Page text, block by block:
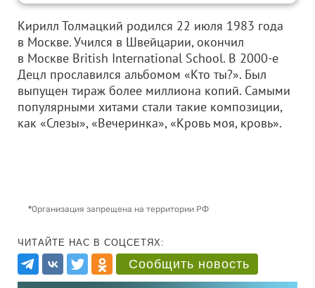
Кирилл Толмацкий родился 22 июля 1983 года
в Москве. Учился в Швейцарии, окончил
в Москве British International School. В 2000-е
Децл прославился альбомом «Кто ты?». Был
выпущен тираж более миллиона копий. Самыми
популярными хитами стали такие композиции,
как «Слезы», «Вечеринка», «Кровь моя, кровь».
*Организация запрещена на территории РФ
ЧИТАЙТЕ НАС В СОЦСЕТЯХ:
Сообщить новость